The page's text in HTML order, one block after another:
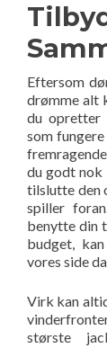
Eftersom
drømme alt
du opretter
som
du godt nok
tilslutte den
spiller
benytte din
budget,
vores side
Virk kan
største